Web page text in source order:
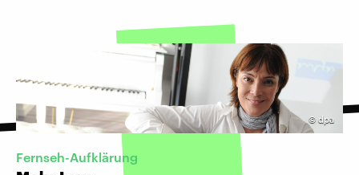
© dpa
Fernseh-Aufklärung